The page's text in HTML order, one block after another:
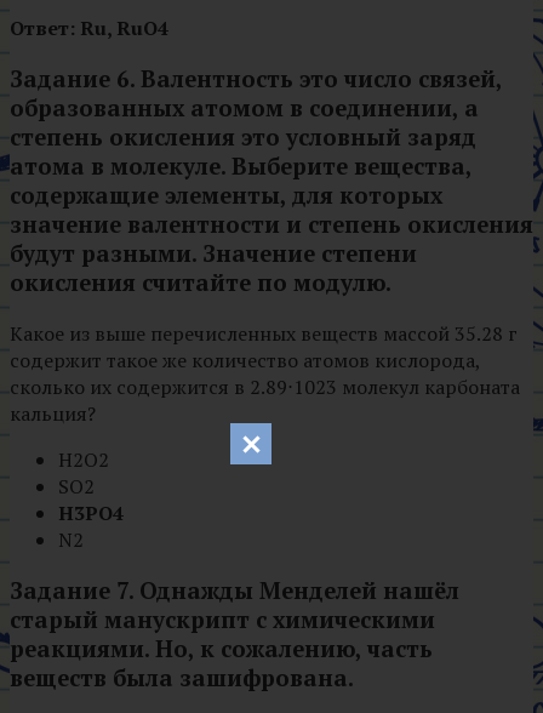
Ответ: Ru, RuO4
Задание 6. Валентность это число связей,
образованных атомом в соединении, а
степень окисления это условный заряд
атома в молекуле. Выберите вещества,
содержащие элементы, для которых
значение валентности и степень окисления
будут разными. Значение степени
окисления считайте по модулю.
Какое из выше перечисленных веществ массой 35.28 г
содержит такое же количество атомов кислорода,
сколько их содержится в 2.89⋅1023 молекул карбоната
кальция?
H2O2
SO2
H3PO4
N2
Задание 7. Однажды Менделей нашёл
старый манускрипт с химическими
реакциями. Но, к сожалению, часть
веществ была зашифрована.